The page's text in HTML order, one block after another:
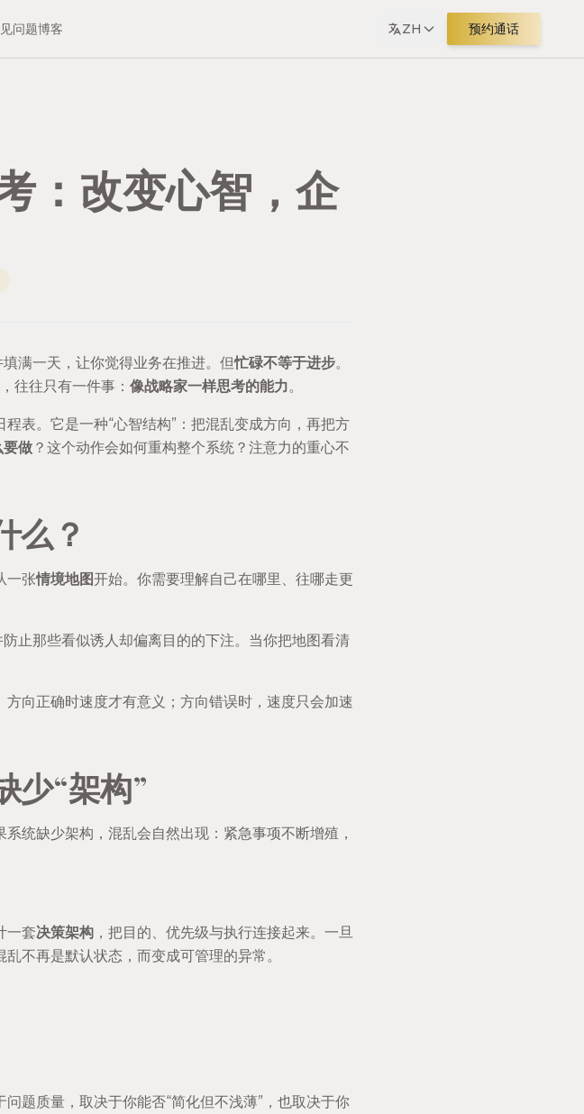
问题博客 ZH 预约通话
：改变心智，企
满一天，让你觉得业务在推进。但忙碌不等于进步。
往往只有一件事： 像战略家一样思考的能力。
表。它是一种“心智结构”：把混乱变成方向，再把方
要做 ？这个动作会如何重构整个系统？注意力的重心不
么？
一张情境地图开始。你需要理解自己在哪里、往哪走更
止那些看似诱人却偏离目的的下注。当你把地图看清
向正确时速度才有意义；方向错误时，速度只会加速
少“架构”
统缺少架构，混乱会自然出现：紧急事项不断增殖，
一套决策架构 ，把目的、优先级与执行连接起来。一旦
不再是默认状态，而变成可管理的异常。
题质量，取决于你能否“简化但不浅薄”，也取决于你